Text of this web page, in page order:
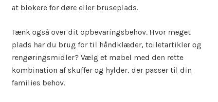
at blokere for døre eller bruseplads.
Tænk også over dit opbevaringsbehov. Hvor meget
plads har du brug for til håndklæder, toiletartikler og
rengøringsmidler? Vælg et møbel med den rette
kombination af skuffer og hylder, der passer til din
families behov.